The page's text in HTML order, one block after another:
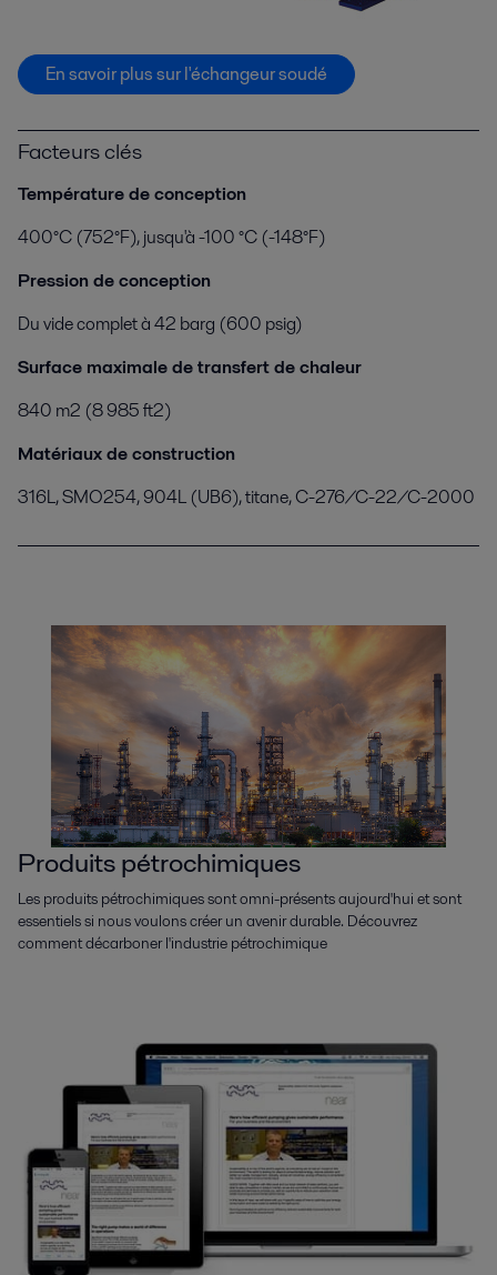
En savoir plus sur l'échangeur soudé
Facteurs clés
Température de conception
400°C (752°F), jusqu'à -100 °C (-148°F)
Pression de conception
Du vide complet à 42 barg (600 psig)
Surface maximale de transfert de chaleur
840 m2 (8 985 ft2)
Matériaux de construction
316L, SMO254, 904L (UB6), titane, C-276/C-22/C-2000
Produits pétrochimiques
Les produits pétrochimiques sont omni-présents aujourd'hui et sont
essentiels si nous voulons créer un avenir durable. Découvrez
comment décarboner l'industrie pétrochimique